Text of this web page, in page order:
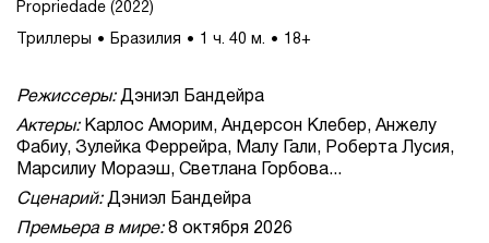
Propriedade (2022)
Триллеры Бразилия 1 ч. 40 м. 18+
Режиссеры:Дэниэл Бандейра
Актеры:Карлос Аморим, Андерсон Клебер, Анжелу
Фабиу, Зулейка Феррейра, Малу Гали, Роберта Лусия,
Марсилиу Мораэш, Светлана Горбова...
Сценарий:Дэниэл Бандейра
Премьера в мире:8 октября 2026